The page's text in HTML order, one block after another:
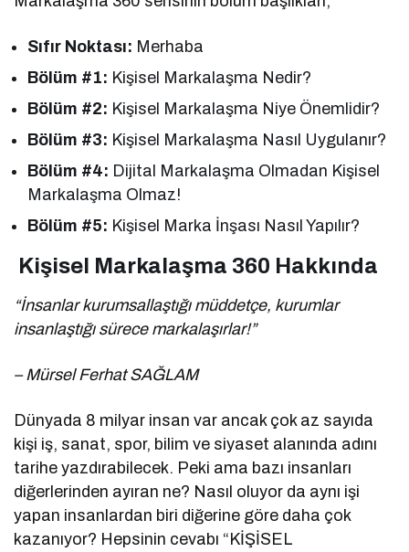
Sıfır Noktası: Merhaba
Bölüm #1: Kişisel Markalaşma Nedir?
Bölüm #2: Kişisel Markalaşma Niye Önemlidir?
Bölüm #3: Kişisel Markalaşma Nasıl Uygulanır?
Bölüm #4: Dijital Markalaşma Olmadan Kişisel
Markalaşma Olmaz!
Bölüm #5: Kişisel Marka İnşası Nasıl Yapılır?
Kişisel Markalaşma 360 Hakkında
“İnsanlar kurumsallaştığı müddetçe, kurumlar
insanlaştığı sürece markalaşırlar!”
– Mürsel Ferhat SAĞLAM
Dünyada 8 milyar insan var ancak çok az sayıda
kişi iş, sanat, spor, bilim ve siyaset alanında adını
tarihe yazdırabilecek. Peki ama bazı insanları
diğerlerinden ayıran ne? Nasıl oluyor da aynı işi
yapan insanlardan biri diğerine göre daha çok
kazanıyor? Hepsinin cevabı “KİŞİSEL